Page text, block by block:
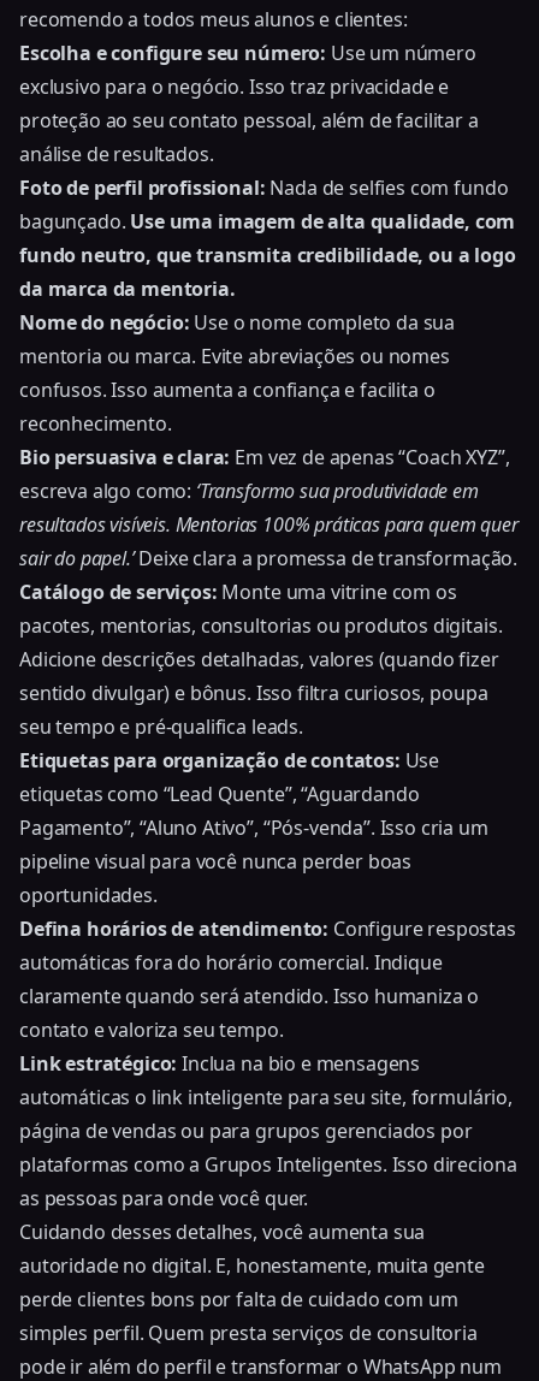
recomendo a todos meus alunos e clientes:
Escolha e configure seu número: Use um número
exclusivo para o negócio. Isso traz privacidade e
proteção ao seu contato pessoal, além de facilitar a
análise de resultados.
Foto de perfil profissional: Nada de selfies com fundo
bagunçado. Use uma imagem de alta qualidade, com
fundo neutro, que transmita credibilidade, ou a logo
da marca da mentoria.
Nome do negócio: Use o nome completo da sua
mentoria ou marca. Evite abreviações ou nomes
confusos. Isso aumenta a confiança e facilita o
reconhecimento.
Bio persuasiva e clara: Em vez de apenas “Coach XYZ”,
escreva algo como: ‘Transformo sua produtividade em
resultados visíveis. Mentorias 100% práticas para quem quer
sair do papel.’Deixe clara a promessa de transformação.
Catálogo de serviços: Monte uma vitrine com os
pacotes, mentorias, consultorias ou produtos digitais.
Adicione descrições detalhadas, valores (quando fizer
sentido divulgar) e bônus. Isso filtra curiosos, poupa
seu tempo e pré-qualifica leads.
Etiquetas para organização de contatos: Use
etiquetas como “Lead Quente”, “Aguardando
Pagamento”, “Aluno Ativo”, “Pós-venda”. Isso cria um
pipeline visual para você nunca perder boas
oportunidades.
Defina horários de atendimento: Configure respostas
automáticas fora do horário comercial. Indique
claramente quando será atendido. Isso humaniza o
contato e valoriza seu tempo.
Link estratégico: Inclua na bio e mensagens
automáticas o link inteligente para seu site, formulário,
página de vendas ou para grupos gerenciados por
plataformas como a Grupos Inteligentes. Isso direciona
as pessoas para onde você quer.
Cuidando desses detalhes, você aumenta sua
autoridade no digital. E, honestamente, muita gente
perde clientes bons por falta de cuidado com um
simples perfil. Quem presta serviços de consultoria
pode ir além do perfil etransformar o WhatsApp num